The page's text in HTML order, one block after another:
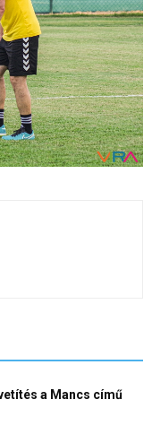
a Mancs című